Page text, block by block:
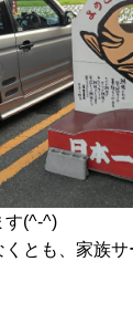
す(^-^)
とも、家族